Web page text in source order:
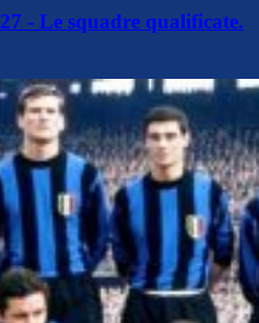
- Le squadre qualificate.